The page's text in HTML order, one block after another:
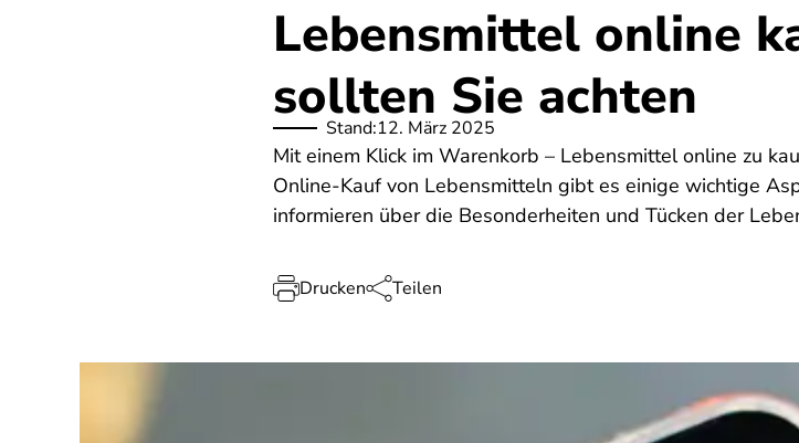
Lebensmittel online
sollten Sie achten
Stand:12. März 2025
Mit einem Klick im Warenkorb – Lebensmittel online zu
Online-Kauf von Lebensmitteln gibt es einige wichtige
informieren über die Besonderheiten und Tücken der
Drucken Teilen